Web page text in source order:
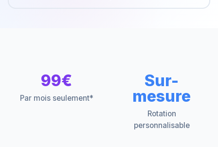
99€
Par mois seulement*
Sur-
mesure
Rotation
personnalisable